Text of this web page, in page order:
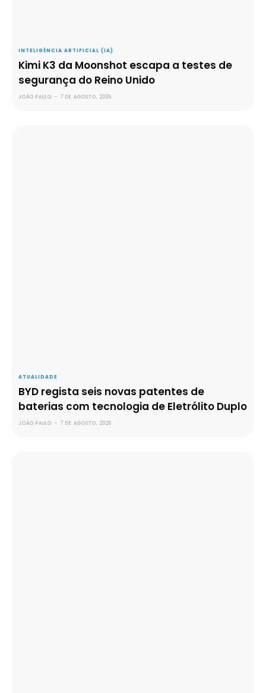
INTELIGÊNCIA ARTIFICIAL (IA)
Kimi K3 da Moonshot escapa a testes de
segurança do Reino Unido
JOÃO PAULO - 7 DE AGOSTO, 2026
ATUALIDADE
BYD regista seis novas patentes de
baterias com tecnologia de Eletrólito Duplo
JOÃO PAULO - 7 DE AGOSTO, 2026